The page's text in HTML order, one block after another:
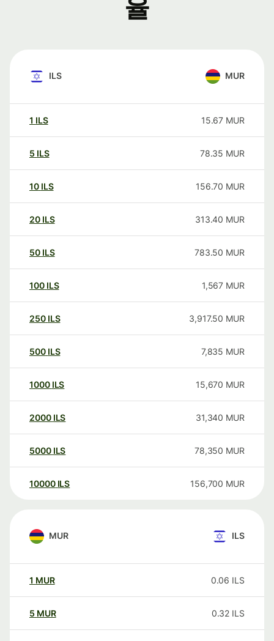
율
ILS MUR
1 ILS 15.67 MUR
5 ILS 78.35 MUR
10 ILS 156.70 MUR
20 ILS 313.40 MUR
50 ILS 783.50 MUR
100 ILS 1,567 MUR
250 ILS 3,917.50 MUR
500 ILS 7,835 MUR
1000 ILS 15,670 MUR
2000 ILS 31,340 MUR
5000 ILS 78,350 MUR
10000 ILS 156,700 MUR
MUR ILS
1 MUR 0.06 ILS
5 MUR 0.32 ILS